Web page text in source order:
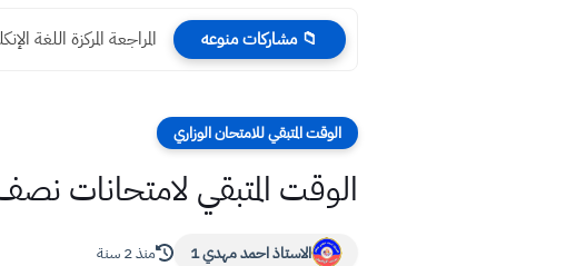
📁 مشاركات منوعه واجبات ومسؤوليات
الوقت المتبقي للامتحان الوزاري
الوقت المتبقي لامتحانات نصف السنة 2024 المرحلة الابتدائية
الاستاذ احمد مهدي 1 منذ 2 سنة